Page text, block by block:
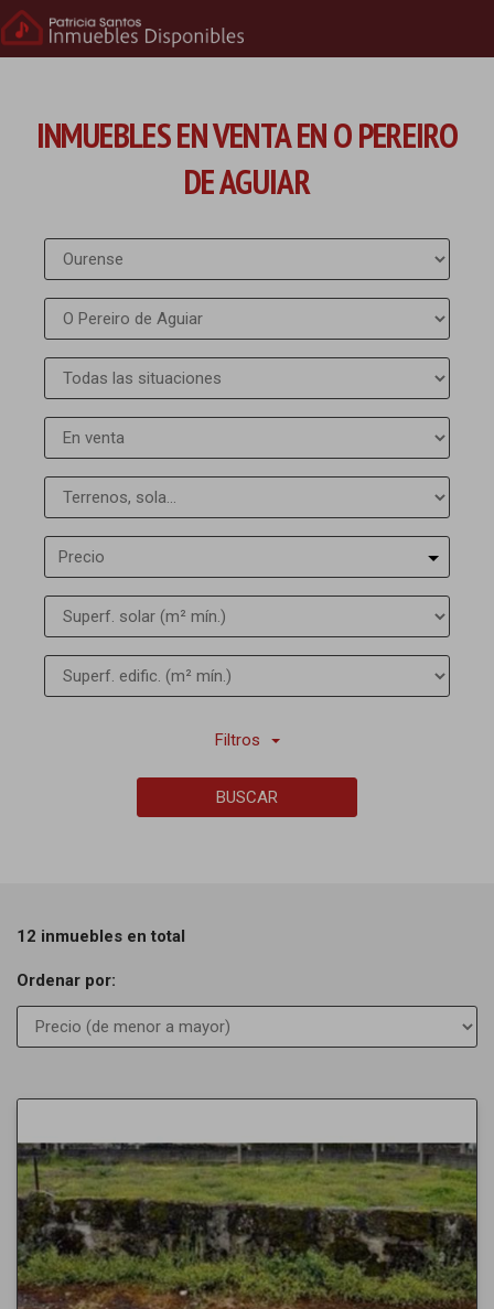
INMUEBLES EN VENTA EN O PEREIRO
DE AGUIAR
Precio
Filtros
BUSCAR
12 inmuebles en total
Ordenar por: